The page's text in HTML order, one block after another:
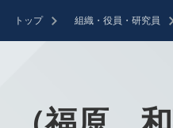
トップ 組織・役員・研究員